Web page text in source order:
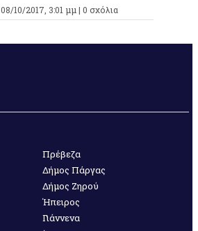
08/10/2017, 3:01 μμ | 0 σχόλια
Πρέβεζα
Δήμος Πάργας
Δήμος Ζηρού
Ήπειρος
Γιάννενα